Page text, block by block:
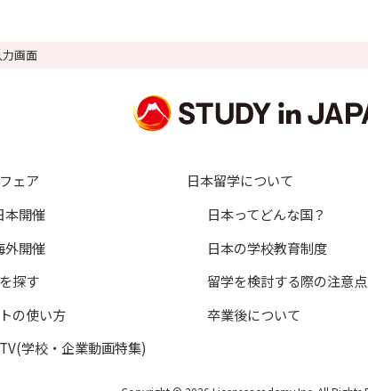
」の会員登録者の個人認証及び会員向け各種サービスの提
請求（一括資料請求を含む）に基づく、資料請求先教育機関
請求に基づく、暮らし情報（学生寮、マンション等）提供
悩み相談の受付及び回答
おけるモニターや取材対象者の応募受付及び対象者への連絡
基づく、取材、アンケート要請のご連絡
教育機関が主催するイベント情報の提供、参加申込受付及
参加時の傷害保険への加入手続
ビ」のサービスに関するご意見、お問い合わせへの回答
イン授業」の受講に関する申込管理、諸連絡、当社もしく
画面
ェア
本開催
外開催
探す
の使い方
学校・企業動画特集)
日本留学について
日本ってどんな国？
日本の学校教育制度
留学を検討する際の注意点
卒業後について